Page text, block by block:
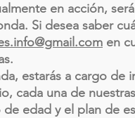
en acción,
Si desea saber
en
estarás a cargo de
cada una de
de edad y el plan de